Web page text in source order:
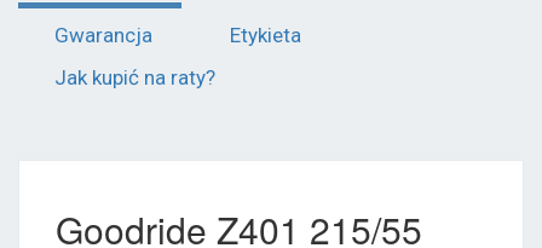
Gwarancja
Etykieta
Jak kupić na raty?
Goodride Z401 215/55